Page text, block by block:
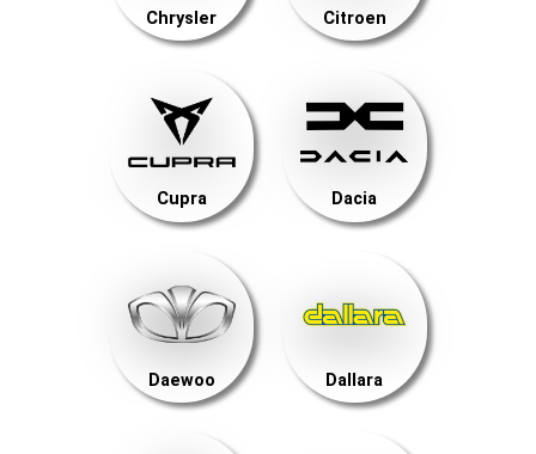
Chrysler Citroen
Cupra Dacia
Daewoo Dallara